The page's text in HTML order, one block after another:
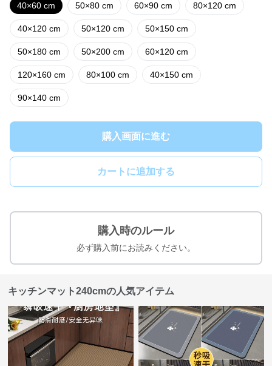
40×60 cm 50×80 cm 60×90 cm 80×120 cm
40×120 cm 50×120 cm 50×150 cm
50×180 cm 50×200 cm 60×120 cm
120×160 cm 80×100 cm 40×150 cm
90×140 cm
購入画面に進む
カートに追加する
購入時のルール
必ず購入前にお読みください。
キッチンマット240cmの人気アイテム